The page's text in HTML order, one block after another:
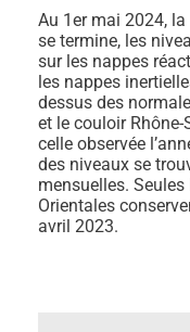
Au 1er mai 2024,
se termine, les
sur les nappes
les nappes
dessus des
et le couloir
celle observée
des niveaux se
mensuelles.
Orientales
avril 2023.